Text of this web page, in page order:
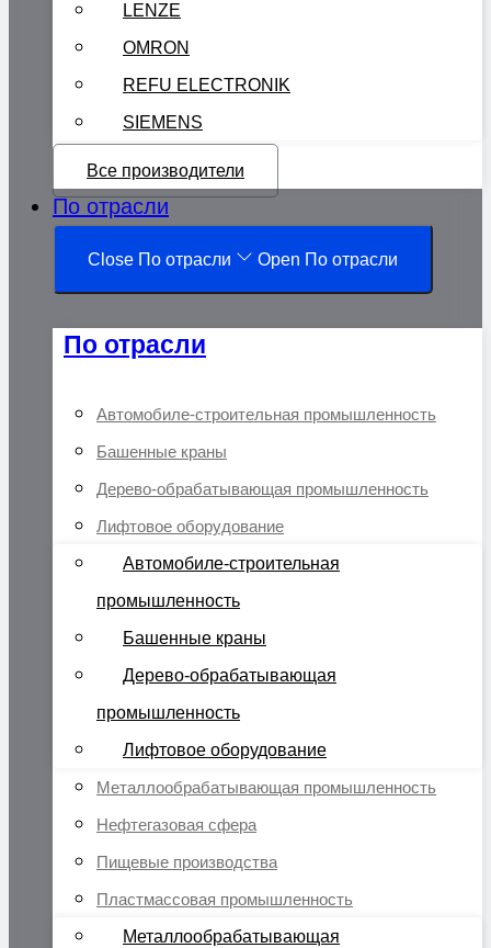
LENZE
OMRON
REFU ELECTRONIK
SIEMENS
Все производители
По отрасли
Close По отрасли Open По отрасли
По отрасли
Автомобиле-строительная промышленность
Башенные краны
Дерево-обрабатывающая промышленность
Лифтовое оборудование
Автомобиле-строительная
промышленность
Башенные краны
Дерево-обрабатывающая
промышленность
Лифтовое оборудование
Металлообрабатывающая промышленность
Нефтегазовая сфера
Пищевые производства
Пластмассовая промышленность
Металлообрабатывающая